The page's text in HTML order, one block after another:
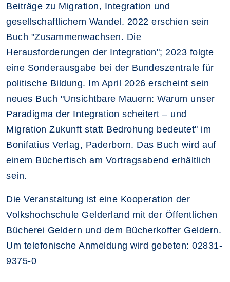
Beiträge zu Migration, Integration und
gesellschaftlichem Wandel. 2022 erschien sein
Buch "Zusammenwachsen. Die
Herausforderungen der Integration"; 2023 folgte
eine Sonderausgabe bei der Bundeszentrale für
politische Bildung. Im April 2026 erscheint sein
neues Buch "Unsichtbare Mauern: Warum unser
Paradigma der Integration scheitert – und
Migration Zukunft statt Bedrohung bedeutet" im
Bonifatius Verlag, Paderborn. Das Buch wird auf
einem Büchertisch am Vortragsabend erhältlich
sein.
Die Veranstaltung ist eine Kooperation der
Volkshochschule Gelderland mit der Öffentlichen
Bücherei Geldern und dem Bücherkoffer Geldern.
Um telefonische Anmeldung wird gebeten: 02831-
9375-0